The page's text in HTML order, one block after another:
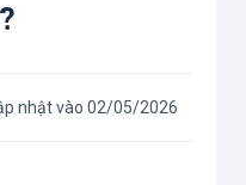
nhật vào 02/05/2026